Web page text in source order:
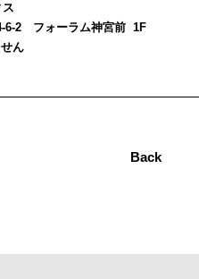
6-2 フォーラム神宮前 1F
ん
Back